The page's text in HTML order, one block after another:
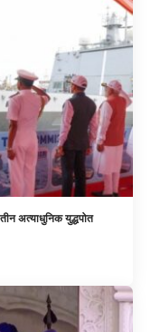
अत्याधुनिक युद्धपोत